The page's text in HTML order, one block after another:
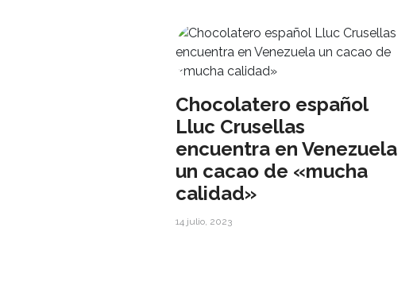
Chocolatero español
Lluc Crusellas
encuentra en Venezuela
un cacao de «mucha
calidad»
14 julio, 2023